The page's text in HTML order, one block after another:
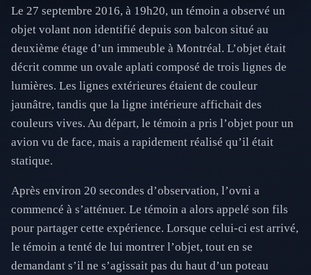
Le 27 septembre 2016, à 19h20, un témoin a observé un
objet volant non identifié depuis son balcon situé au
deuxième étage d’un immeuble à Montréal. L’objet était
décrit comme un ovale aplati composé de trois lignes de
lumières. Les lignes extérieures étaient de couleur
jaunâtre, tandis que la ligne intérieure affichait des
couleurs vives. Au départ, le témoin a pris l’objet pour un
avion vu de face, mais a rapidement réalisé qu’il était
statique.
Après environ 20 secondes d’observation, l’ovni a
commencé à s’atténuer. Le témoin a alors appelé son fils
pour partager cette expérience. Lorsque celui-ci est arrivé,
le témoin a tenté de lui montrer l’objet, tout en se
demandant s’il ne s’agissait pas du haut d’un poteau